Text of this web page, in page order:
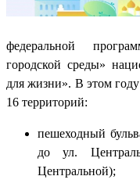
федеральной
городской среды»
для жизни». В этом
16 территорий:
пешеходный
до ул.
Центральной);